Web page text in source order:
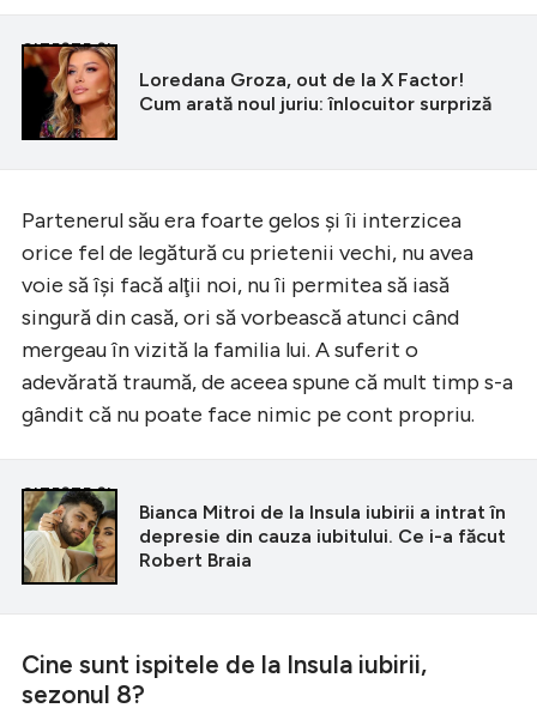
CITEȘTE ȘI
Loredana Groza, out de la X Factor!
Cum arată noul juriu: înlocuitor surpriză
Partenerul său era foarte gelos şi îi interzicea
orice fel de legătură cu prietenii vechi, nu avea
voie să își facă alţii noi, nu îi permitea să iasă
singură din casă, ori să vorbească atunci când
mergeau în vizită la familia lui. A suferit o
adevărată traumă, de aceea spune că mult timp s-a
gândit că nu poate face nimic pe cont propriu.
CITEȘTE ȘI
Bianca Mitroi de la Insula iubirii a intrat în
depresie din cauza iubitului. Ce i-a făcut
Robert Braia
Cine sunt ispitele de la Insula iubirii,
sezonul 8?